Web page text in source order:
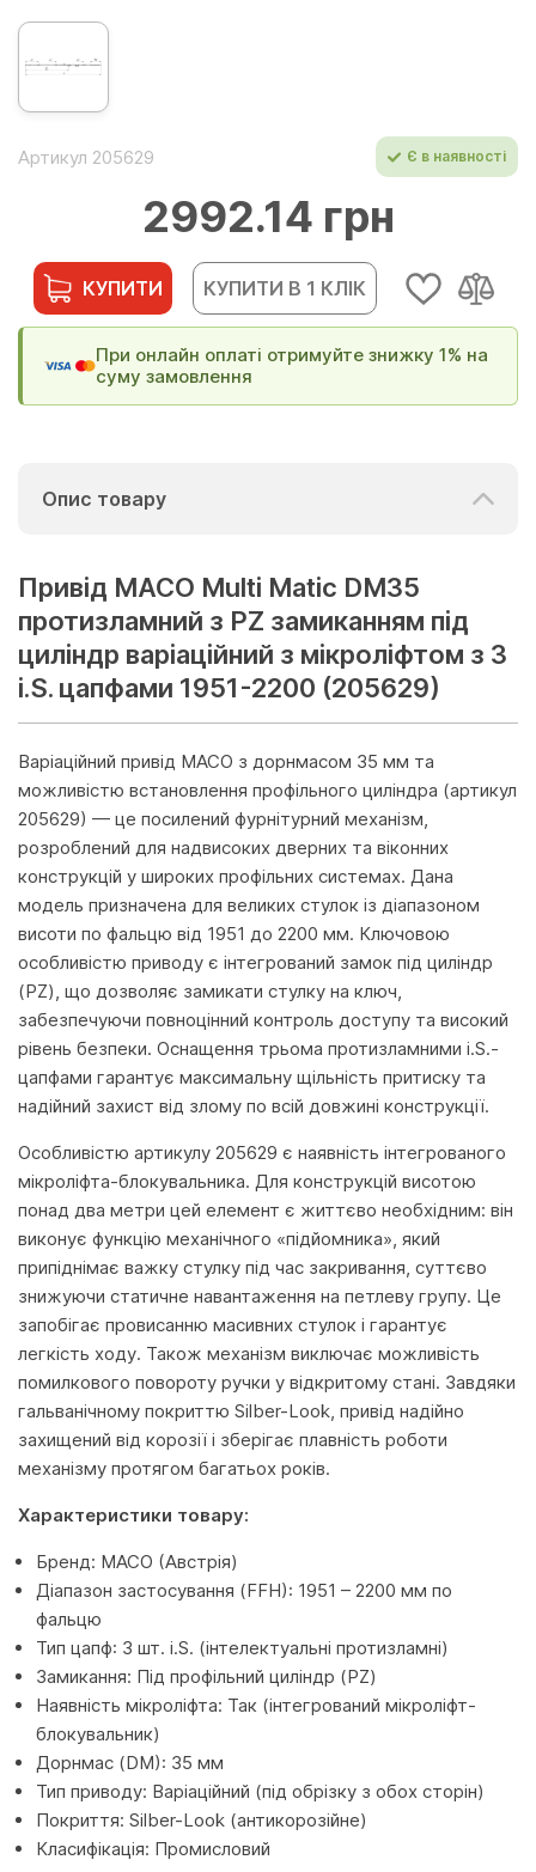
Артикул 205629 Є в наявності
2992.14 грн
КУПИТИ КУПИТИ В 1 КЛІК
При онлайн оплаті отримуйте знижку 1% на
суму замовлення
Опис товару
Привід МАСО Multi Matic DM35
протизламний з PZ замиканням під
циліндр варіаційний з мікроліфтом з 3
i.S. цапфами 1951-2200 (205629)
Варіаційний привід MACO з дорнмасом 35 мм та
можливістю встановлення профільного циліндра (артикул
205629) — це посилений фурнітурний механізм,
розроблений для надвисоких дверних та віконних
конструкцій у широких профільних системах. Дана
модель призначена для великих стулок із діапазоном
висоти по фальцю від 1951 до 2200 мм. Ключовою
особливістю приводу є інтегрований замок під циліндр
(PZ), що дозволяє замикати стулку на ключ,
забезпечуючи повноцінний контроль доступу та високий
рівень безпеки. Оснащення трьома протизламними i.S.-
цапфами гарантує максимальну щільність притиску та
надійний захист від злому по всій довжині конструкції.
Особливістю артикулу 205629 є наявність інтегрованого
мікроліфта-блокувальника. Для конструкцій висотою
понад два метри цей елемент є життєво необхідним: він
виконує функцію механічного «підйомника», який
припіднімає важку стулку під час закривання, суттєво
знижуючи статичне навантаження на петлеву групу. Це
запобігає провисанню масивних стулок і гарантує
легкість ходу. Також механізм виключає можливість
помилкового повороту ручки у відкритому стані. Завдяки
гальванічному покриттю Silber-Look, привід надійно
захищений від корозії і зберігає плавність роботи
механізму протягом багатьох років.
Характеристики товару:
Бренд: MACO (Австрія)
Діапазон застосування (FFH): 1951 – 2200 мм по
фальцю
Тип цапф: 3 шт. i.S. (інтелектуальні протизламні)
Замикання: Під профільний циліндр (PZ)
Наявність мікроліфта: Так (інтегрований мікроліфт-
блокувальник)
Дорнмас (DM): 35 мм
Тип приводу: Варіаційний (під обрізку з обох сторін)
Покриття: Silber-Look (антикорозійне)
Класифікація: Промисловий